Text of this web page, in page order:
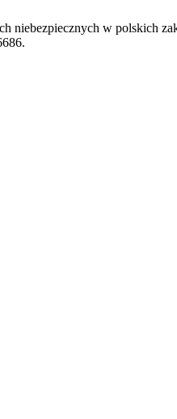
niebezpiecznych w polskich